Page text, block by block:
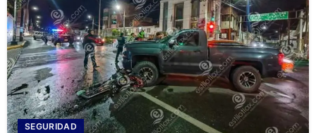
SEGURIDAD